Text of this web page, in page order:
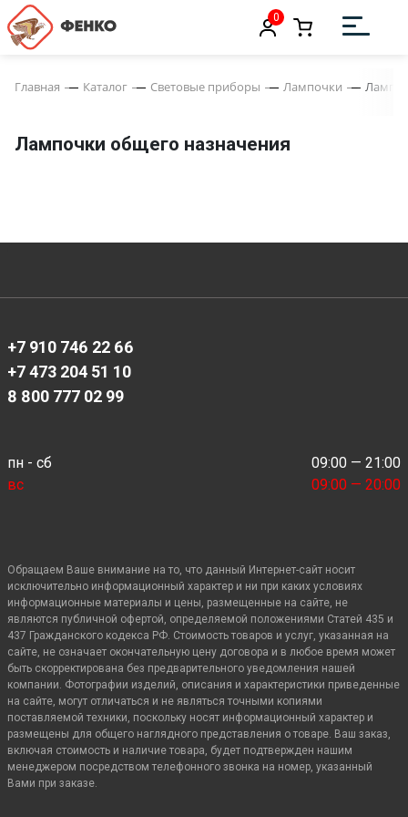
0
Главная Каталог Световые приборы Лампочки
Лампочки общего назначения
+7 910 746 22 66
+7 473 204 51 10
8 800 777 02 99
пн - сб
09:00 — 21:00
вс
09:00 — 20:00
Обращаем Ваше внимание на то, что данный Интернет-сайт носит
исключительно информационный характер и ни при каких условиях
информационные материалы и цены, размещенные на сайте, не
являются публичной офертой, определяемой положениями Статей 435 и
437 Гражданского кодекса РФ. Стоимость товаров и услуг, указанная на
сайте, не означает окончательную цену договора и в любое время может
быть скорректирована без предварительного уведомления нашей
компании. Фотографии изделий, описания и характеристики приведенные
на сайте, могут отличаться и не являться точными копиями
поставляемой техники, поскольку носят информационный характер и
размещены для общего наглядного представления о товаре. Ваш заказ,
включая стоимость и наличие товара, будет подтвержден нашим
менеджером посредством телефонного звонка на номер, указанный
Вами при заказе.